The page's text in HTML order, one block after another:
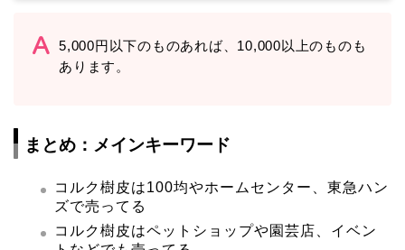
5,000円以下のものあれば、10,000以上のものも
あります。
まとめ：メインキーワード
コルク樹皮は100均やホームセンター、東急ハン
ズで売ってる
コルク樹皮はペットショップや園芸店、イベン